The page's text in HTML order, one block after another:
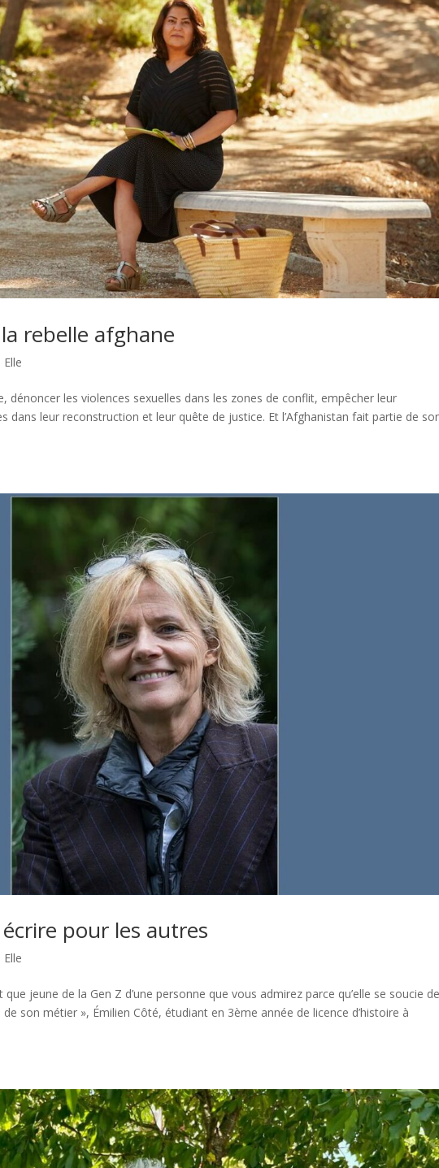
rebelle afghane
Elle
dénoncer les violences sexuelles dans les zones de conflit, empêcher leur
dans leur reconstruction et leur quête de justice. Et l’Afghanistan fait partie de
pour les autres
Elle
jeune de la Gen Z d’une personne que vous admirez parce qu’elle se soucie
son métier », Émilien Côté, étudiant en 3ème année de licence d’histoire à